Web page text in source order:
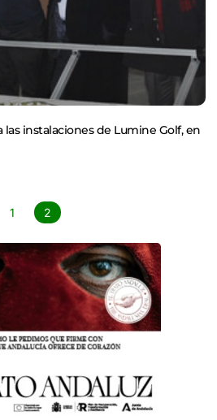
instalaciones de Lumine Golf, en
1 2